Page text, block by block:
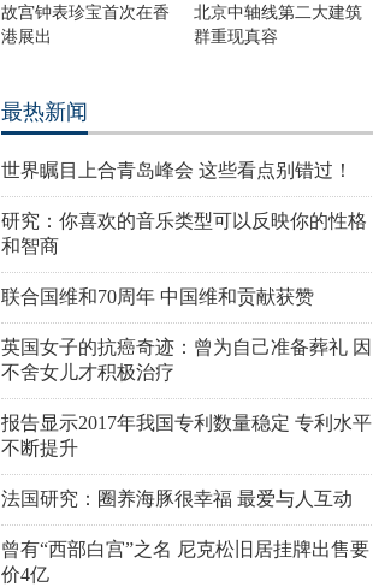
故宫钟表珍宝首次在香
港展出
北京中轴线第二大建筑
群重现真容
最热新闻
世界瞩目上合青岛峰会 这些看点别错过！
研究：你喜欢的音乐类型可以反映你的性格
和智商
联合国维和70周年 中国维和贡献获赞
英国女子的抗癌奇迹：曾为自己准备葬礼 因
不舍女儿才积极治疗
报告显示2017年我国专利数量稳定 专利水平
不断提升
法国研究：圈养海豚很幸福 最爱与人互动
曾有“西部白宫”之名 尼克松旧居挂牌出售要
价4亿